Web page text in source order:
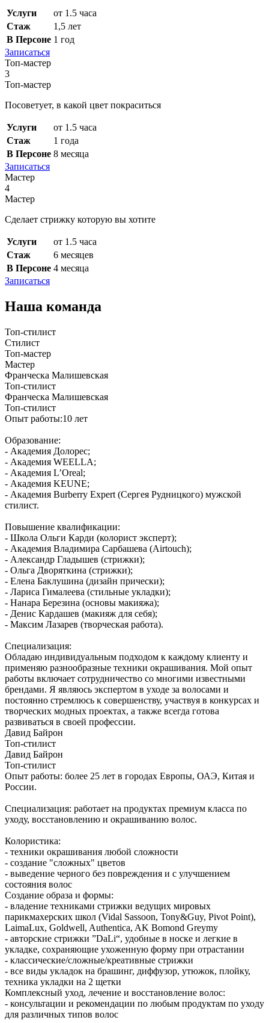
Услуги
от 1.5 часа
Стаж
1,5 лет
В Персоне 1 год
Записаться
Топ-мастер
3
Топ-мастер
Посоветует, в какой цвет покраситься
Услуги
от 1.5 часа
Стаж
1 года
В Персоне 8 месяца
Записаться
Мастер
4
Мастер
Сделает стрижку которую вы хотите
Услуги
от 1.5 часа
Стаж
6 месяцев
В Персоне 4 месяца
Записаться
Наша команда
Топ-стилист
Стилист
Топ-мастер
Мастер
Франческа Малишевская
Топ-стилист
Франческа Малишевская
Топ-стилист
Опыт работы:10 лет
Образование:
- Академия Долорес;
- Академия WEELLA;
- Академия L’Oreal;
- Академия KEUNE;
- Академия Burberry Expert (Сергея Рудницкого) мужской
стилист.
Повышение квалификации:
- Школа Ольги Карди (колорист эксперт);
- Академия Владимира Сарбашева (Airtouch);
- Александр Гладышев (стрижки);
- Ольга Дворяткина (стрижки);
- Елена Баклушина (дизайн прически);
- Лариса Гималеева (стильные укладки);
- Нанара Березина (основы макияжа);
- Денис Кардашев (макияж для себя);
- Максим Лазарев (творческая работа).
Специализация:
Обладаю индивидуальным подходом к каждому клиенту и
применяю разнообразные техники окрашивания. Мой опыт
работы включает сотрудничество со многими известными
брендами. Я являюсь экспертом в уходе за волосами и
постоянно стремлюсь к совершенству, участвуя в конкурсах и
творческих модных проектах, а также всегда готова
развиваться в своей профессии.
Давид Байрон
Топ-стилист
Давид Байрон
Топ-стилист
Опыт работы: более 25 лет в городах Европы, ОАЭ, Китая и
России.
Специализация: работает на продуктах премиум класса по
уходу, восстановлению и окрашиванию волос.
Колористика:
- техники окрашивания любой сложности
- создание "сложных" цветов
- выведение черного без повреждения и с улучшением
состояния волос
Создание образа и формы:
- владение техниками стрижки ведущих мировых
парикмахерских школ (Vidal Sassoon, Tony&Guy, Pivot Point),
LaimaLux, Goldwell, Authentica, AK Bomond Greymy
- авторские стрижки ”DaLi“, удобные в носке и легкие в
укладке, сохраняющие ухоженную форму при отрастании
- классические/сложные/креативные стрижки
- все виды укладок на брашинг, диффузор, утюжок, плойку,
техника укладки на 2 щетки
Комплексный уход, лечение и восстановление волос:
- консультации и рекомендации по любым продуктам по уходу
для различных типов волос